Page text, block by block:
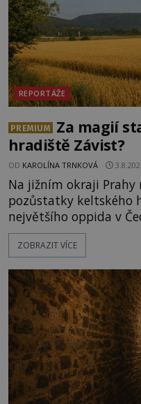
REPORTÁŽE
PREMIUM
Za magií
hradiště Závist?
OD KAROLÍNA TRNKOVÁ
Na jižním okraji
pozůstatky keltského
největšího oppida v
les, zbytky po kdysi
ale v terénu patrné
vrch Hr
ZOBRAZIT VÍCE